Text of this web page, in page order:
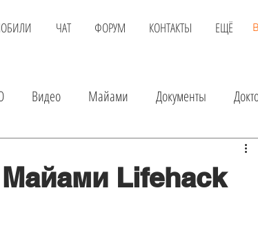
ЧАТ ФОРУМ КОНТАКТЫ ЕЩЁ
Видео Майами Документы
Недвижимость
Lifehack